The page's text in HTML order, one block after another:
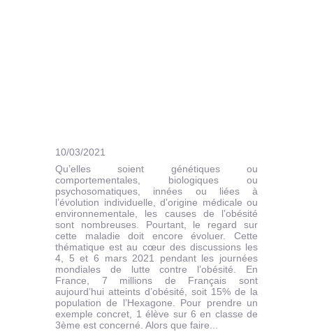
10/03/2021
Qu’elles soient génétiques ou
comportementales, biologiques ou
psychosomatiques, innées ou liées à
l’évolution individuelle, d’origine médicale ou
environnementale, les causes de l’obésité
sont nombreuses. Pourtant, le regard sur
cette maladie doit encore évoluer. Cette
thématique est au cœur des discussions les
4, 5 et 6 mars 2021 pendant les journées
mondiales de lutte contre l’obésité. En
France, 7 millions de Français sont
aujourd’hui atteints d’obésité, soit 15% de la
population de l’Hexagone. Pour prendre un
exemple concret, 1 élève sur 6 en classe de
3ème est concerné. Alors que faire...